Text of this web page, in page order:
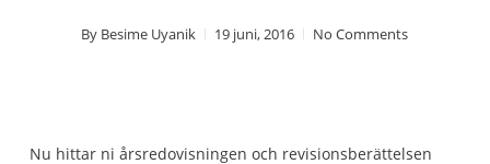
By Besime Uyanik 19 juni, 2016 No Comments
Nu hittar ni årsredovisningen och revisionsberättelsen